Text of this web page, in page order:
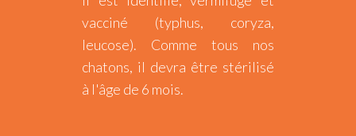
vacciné (typhus, coryza,
leucose). Comme tous nos
chatons, il devra être stérilisé
à l'âge de 6 mois.